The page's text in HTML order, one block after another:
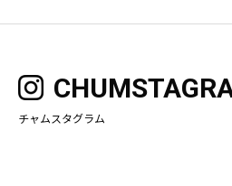
チャムスタグラム